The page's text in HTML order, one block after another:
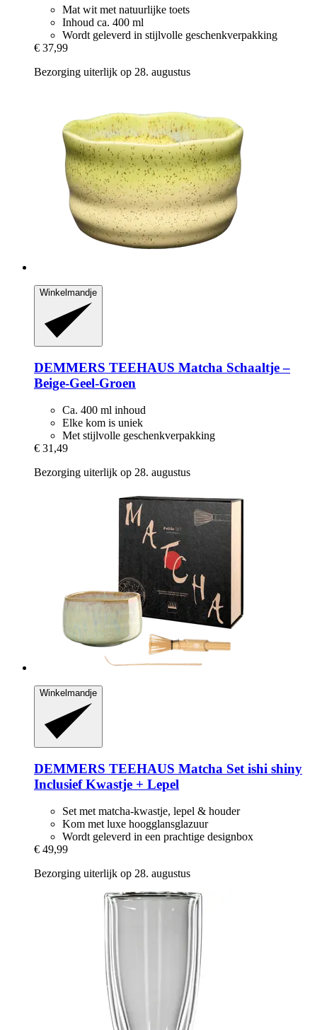
Mat wit met natuurlijke toets
Inhoud ca. 400 ml
Wordt geleverd in stijlvolle geschenkverpakking
€ 37,99
Bezorging uiterlijk op 28. augustus
Winkelmandje
DEMMERS TEEHAUS Matcha Schaaltje –
Beige-​Geel-​Groen
Ca. 400 ml inhoud
Elke kom is uniek
Met stijlvolle geschenkverpakking
€ 31,49
Bezorging uiterlijk op 28. augustus
Winkelmandje
DEMMERS TEEHAUS Matcha Set ishi shiny
Inclusief Kwastje + Lepel
Set met matcha-kwastje, lepel & houder
Kom met luxe hoogglansglazuur
Wordt geleverd in een prachtige designbox
€ 49,99
Bezorging uiterlijk op 28. augustus